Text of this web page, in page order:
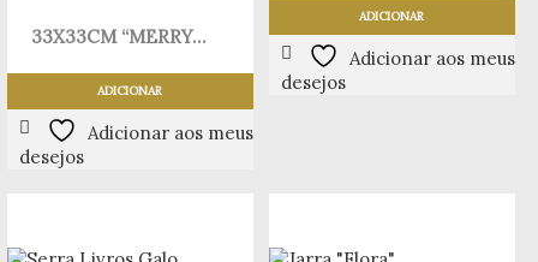
33X33CM “MERRY...
ADICIONAR
Adicionar aos meus
desejos
ADICIONAR
Adicionar aos meus
desejos